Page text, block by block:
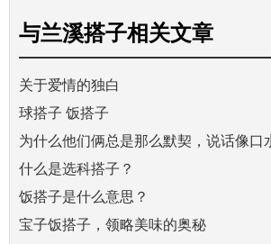
与兰溪搭子相关文章
关于爱情的独白
球搭子 饭搭子
为什么他们俩总是那么默契，说话像口
什么是选科搭子？
饭搭子是什么意思？
宝子饭搭子，领略美味的奥秘